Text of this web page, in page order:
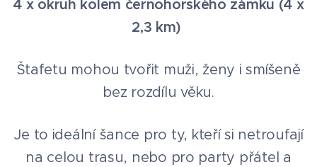
4 x okruh kolem černohorského zámku (4 x
2,3 km)
Štafetu mohou tvořit muži, ženy i smíšeně
bez rozdílu věku.
Je to ideální šance pro ty, kteří si netroufají
na celou trasu, nebo pro party přátel a